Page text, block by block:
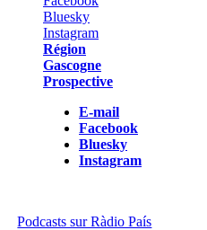
Région
Gascogne
Prospective
E-mail
Facebook
Bluesky
Instagram
Podcasts sur Ràdio País